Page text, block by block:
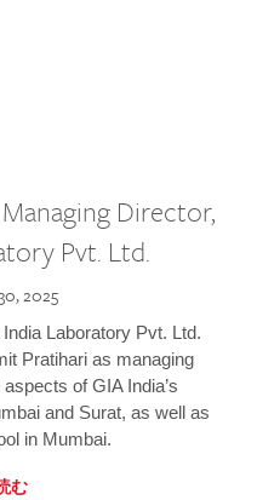
Director,
Pvt. Ltd.
2025
Laboratory Pvt. Ltd.
Pratihari as managing
of GIA India’s
and Surat, as well as
in Mumbai.
む